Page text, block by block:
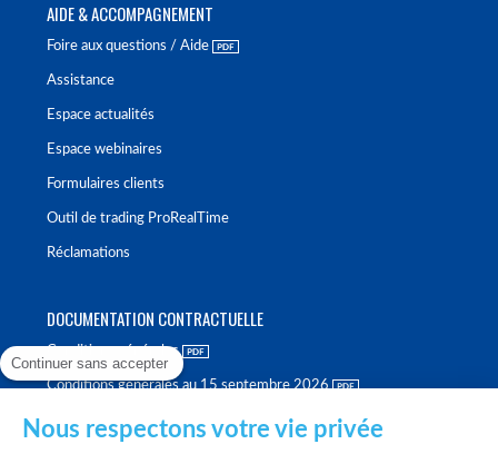
AIDE & ACCOMPAGNEMENT
Foire aux questions / Aide
Assistance
Espace actualités
Espace webinaires
Formulaires clients
Outil de trading ProRealTime
Réclamations
DOCUMENTATION CONTRACTUELLE
Conditions générales
Conditions générales au 15 septembre 2026
Continuer sans accepter
Nous respectons votre vie privée